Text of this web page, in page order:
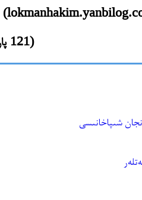
(121 پارچە يازما)
شىپاخانىسى